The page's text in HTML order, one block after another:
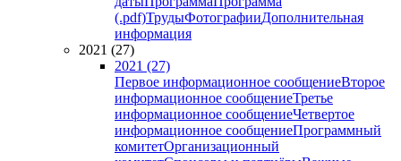
(.pdf)ТрудыФотографииДополнительная
информация
2021 (27)
2021 (27)
Первое информационное сообщениеВторое
информационное сообщениеТретье
информационное сообщениеЧетвертое
информационное сообщениеПрограммный
комитетОрганизационный